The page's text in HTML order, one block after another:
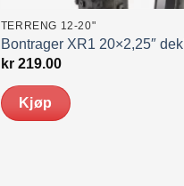
TERRENG 12-20"
Bontrager XR1 20×2,25″
kr219.00
Kjøp